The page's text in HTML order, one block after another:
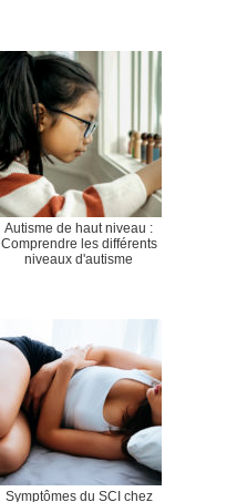
Autisme de haut niveau :
Comprendre les différents
niveaux d'autisme
Symptômes du SCI chez